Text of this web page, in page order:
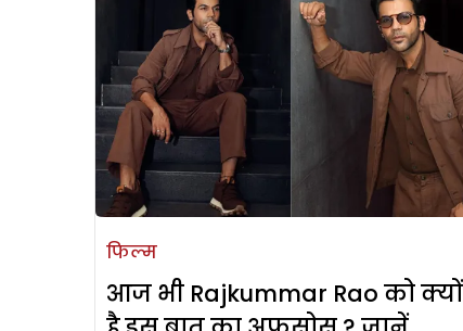
फिल्म
आज भी Rajkummar Rao को क्यों